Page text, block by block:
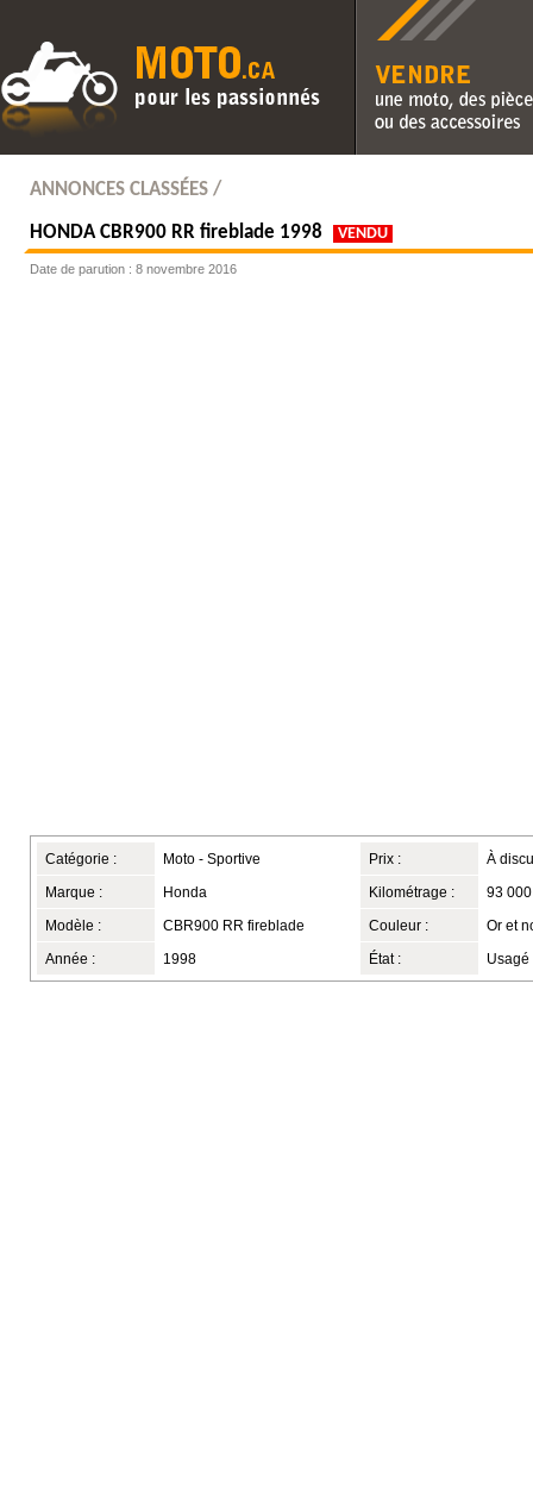
Vendre une moto, des
des accessoires
ANNONCES CLASSÉES /
HONDACBR900 RR fireblade 1998 VENDU
Date de parution : 8 novembre 2016
Catégorie : Moto - Sportive
Marque : Honda
Modèle : CBR900 RR fireblade
Année : 1998
Prix : À
Kilométrage : 93
Couleur : Or et
État : Usagé